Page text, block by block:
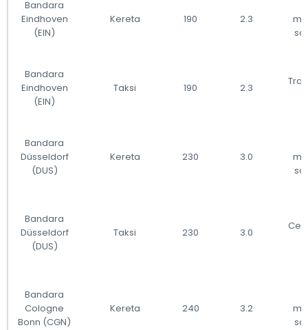
Bandara
Eindhoven
(EIN)
Kereta 190 2.3
Bandara
Eindhoven
(EIN)
Taksi 190 2.3
Bandara
Düsseldorf
(DUS)
Kereta 230 3.0
Bandara
Düsseldorf
(DUS)
Taksi 230 3.0
Bandara
Cologne
Bonn (CGN)
Kereta 240 3.2